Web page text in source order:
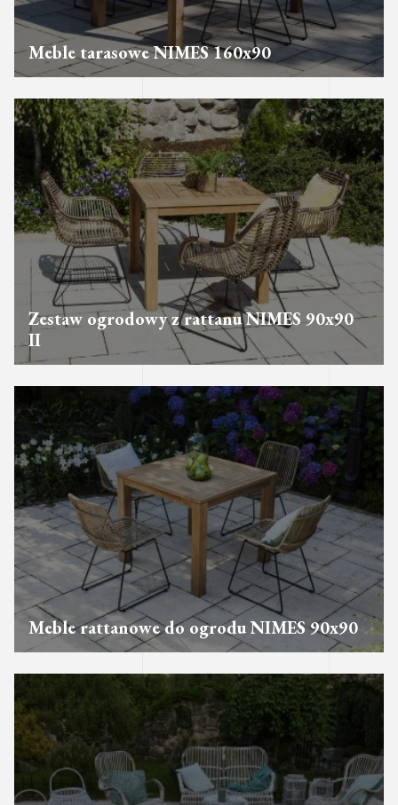
Meble tarasowe NIMES 160x90
Zestaw ogrodowy z rattanu NIMES 90x90
II
Meble rattanowe do ogrodu NIMES 90x90